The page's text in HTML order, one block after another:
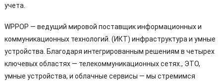
учета.
WPPOP — ведущий мировой поставщик информационных и
коммуникационных технологий. (ИКТ) инфраструктура и умные
устройства. Благодаря интегрированным решениям в четырех
ключевых областях — телекоммуникационных сетях., ЭТО,
умные устройства, и облачные сервисы — мы стремимся